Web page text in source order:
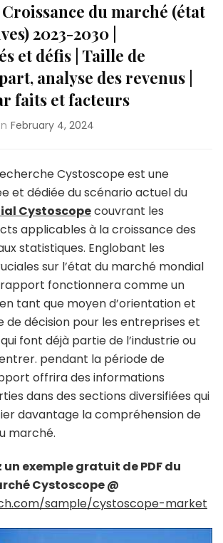
du marché (état
2023-2030 |
et défis | Taille de
analyse des revenus |
faits et facteurs
February 4, 2024
Cystoscope est une
et dédiée du scénario actuel du
Cystoscopecouvrant les
applicables à la croissance des
statistiques. Englobant les
sur l’état du marché mondial
fonctionnera comme un
tant que moyen d’orientation et
de décision pour les entreprises et
font déjà partie de l’industrie ou
pendant la période de
offrira des informations
dans des sections diversifiées qui
davantage la compréhension de
marché.
un exemple gratuit de PDF du
Cystoscope @
sample/cystoscope-market